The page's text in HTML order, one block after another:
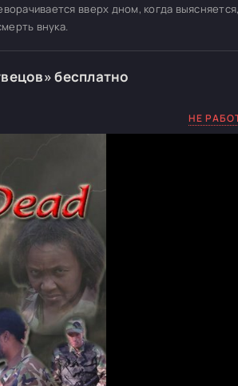
вверх дном, когда выясняется,
внука.
бесплатно
НЕ